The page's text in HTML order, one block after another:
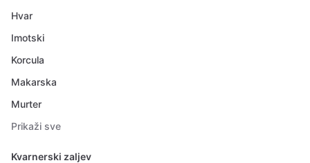
Hvar
Imotski
Korcula
Makarska
Murter
Prikaži sve
Kvarnerski zaljev